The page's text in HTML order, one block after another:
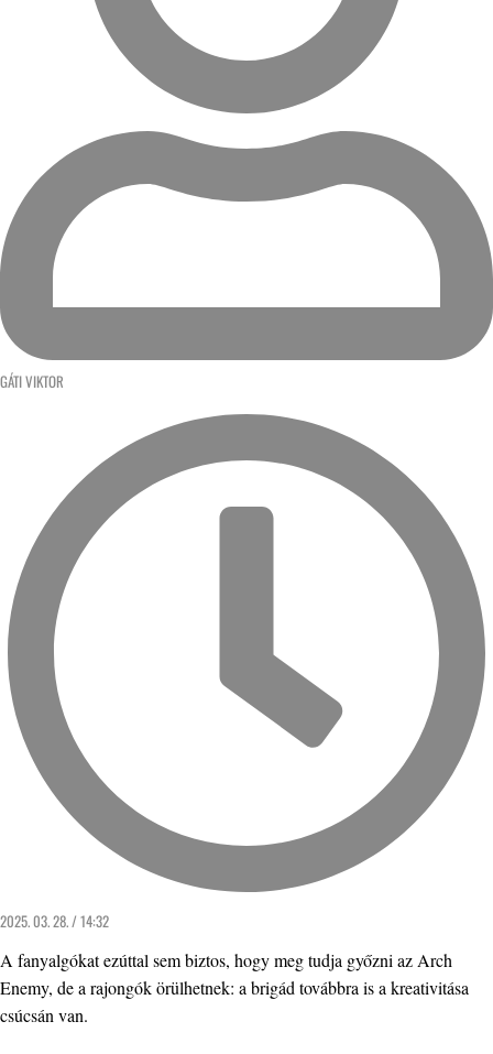
GÁTI VIKTOR
2025. 03. 28. / 14:32
A fanyalgókat ezúttal sem biztos, hogy meg tudja győzni az Arch
Enemy, de a rajongók örülhetnek: a brigád továbbra is a kreativitása
csúcsán van.